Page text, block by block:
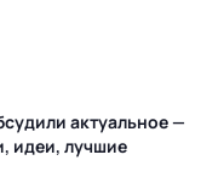
актуальное —
идеи, лучшие